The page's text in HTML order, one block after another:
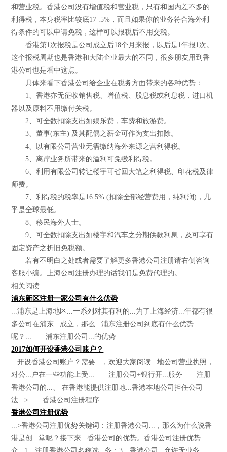
和营业税。香港公司没有增值税和营业税，只有和国内差不多的
利得税，本身税率比较底17 .5%，而且如果你的业务符合海外利
得条件的可以申请免税，这样可以报税后不用交税。
香港第1次报税是公司成立后18个月来报，以后是1年报1次。
这个报税周期也是香港和大陆企业最大的不同，很多朋友用到香
港公司也是看中这点。
具体来看下香港公司给企业在税务方面带来的各种优势：
1、香港亦无征收销售税、增值税、股息税或利息税，进口机
器以及原料不用缴付关税。
2、可全数扣除支出如娱乐费，车费和旅游费。
3、董事(东主) 及其配偶之薪金可作为支出扣除。
4、以有限公司营业无需缴纳海外来源之营利得税。
5、离岸业务所带来的溢利可免缴利得税。
6、利用有限公司转让楼宇可省回大笔之利得税、印花税及律
师费。
7、利得税的税率是16.5% (扣除全部经营费用，纯利润)，几
乎是全球最低。
8、移民海外人士。
9、可全数扣除支出如楼宇和汽车之分期供款利息，及可享有
固定资产之折旧免税额。
若有不明白之处或者需要了解更多香港公司注册请右侧咨询
客服小编。上海公司注册办理的话我们是免费代理的。
相关阅读:
浦东新区注册一家公司有什么优势
...浦东是上海地区...一系列对其有利的...为了上海经济...年都有很
多公司在浦东...成立，那么...浦东注册公司到底有什么优势
呢？... 浦东注册公司...的优势
2017如何开设香港公司账户？
...开设香港公司账户？需要...，欢迎大家阅读...地公司营业执照，
对公...户在一些功能上受... 注册公司+银行开...服务 注册
香港公司的...、 在香港能提供注册地...香港本地公司担任公司
法...> 香港公司注册程序
香港公司注册优势
...>香港公司注册优势关键词：注册香港公司...，那么为什么说香
港是创...堂呢？接下来...香港公司的优势。香港公司注册优势